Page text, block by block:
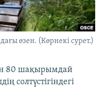
өзен. (Көрнекі сурет.)
80 шақырымдай
солтүстігіндегі